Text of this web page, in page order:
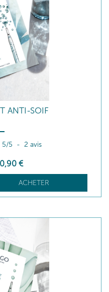
ANTI-SOIF
5/5 - 2 avis
,90 €
ACHETER